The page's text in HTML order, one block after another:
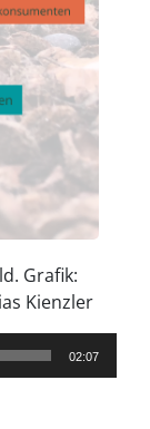
Grafik:
Kienzler
02:07